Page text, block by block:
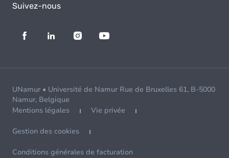
Suivez-nous
UNamur • Université de Namur Rue de Bruxelles 61, B-5000
Namur, Belgique
Mentions légales
Vie privée
Gestion des cookies
Conditions générales de facturation